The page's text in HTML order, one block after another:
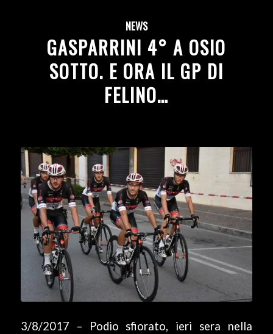
NEWS
GASPARRINI 4° A OSIO
SOTTO. E ORA IL GP DI
FELINO…
3/8/2017 – Podio sfiorato, ieri sera nella